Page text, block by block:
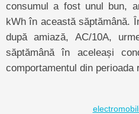
consumul a fost unul bun,
kWh în această săptămână.
după amiază, AC/10A,
săptămână în aceleași
comportamentul din perioada